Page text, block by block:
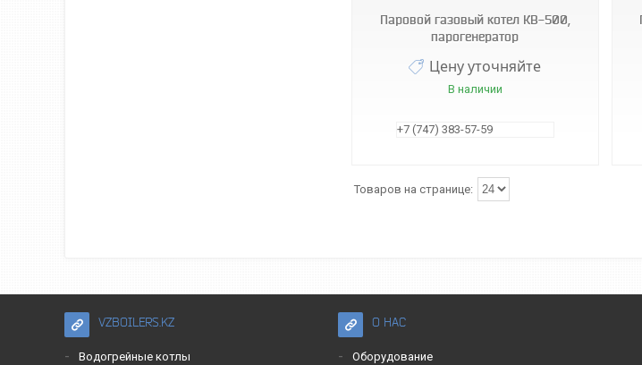
Паровой газовый котел КВ-500,
парогенератор
Цену уточняйте
В наличии
+7 (747) 383-57-59
VZBOILERS.KZ
Водогрейные котлы
О НАС
Оборудование